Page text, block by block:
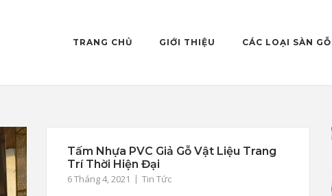
TRANG CHỦ GIỚI THIỆU CÁC LOẠI SÀN GỖ
Tấm Nhựa PVC Giả Gỗ Vật Liệu Trang
Trí Thời Hiện Đại
6 Tháng 4, 2021 Tin Tức